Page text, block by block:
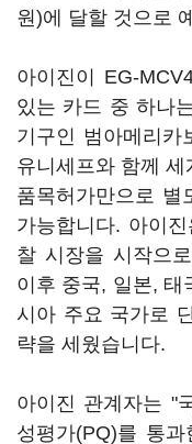
원)에 달할 것으로
아이진이 EG-
있는 카드 중 하나
기구인 범아메리카
유니세프와 함께 세
품목허가만으로
가능합니다. 아이
찰 시장을 시작으
이후 중국, 일본, 태
시아 주요 국가로
략을 세웠습니다.
아이진 관계자는 "
성평가(PQ)를 통